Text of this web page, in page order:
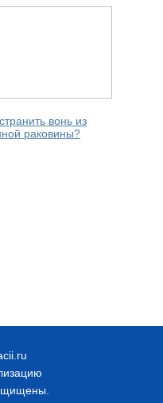
вонь из
раковины?